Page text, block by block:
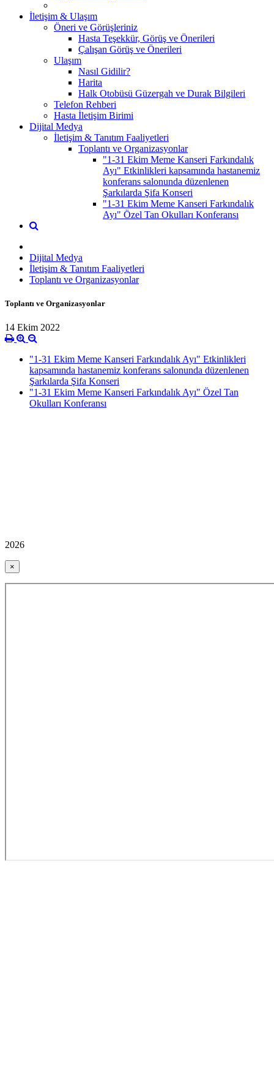
İletişim & Ulaşım
Öneri ve Görüşleriniz
Hasta Teşekkür, Görüş ve Önerileri
Çalışan Görüş ve Önerileri
Ulaşım
Nasıl Gidilir?
Harita
Halk Otobüsü Güzergah ve Durak Bilgileri
Telefon Rehberi
Hasta İletişim Birimi
Dijital Medya
İletişim & Tanıtım Faaliyetleri
Toplantı ve Organizasyonlar
"1-31 Ekim Meme Kanseri Farkındalık
Ayı" Etkinlikleri kapsamında hastanemiz
konferans salonunda düzenlenen
Şarkılarda Şifa Konseri
"1-31 Ekim Meme Kanseri Farkındalık
Ayı" Özel Tan Okulları Konferansı
Dijital Medya
İletişim & Tanıtım Faaliyetleri
Toplantı ve Organizasyonlar
Toplantı ve Organizasyonlar
14 Ekim 2022
"1-31 Ekim Meme Kanseri Farkındalık Ayı" Etkinlikleri
kapsamında hastanemiz konferans salonunda düzenlenen
Şarkılarda Şifa Konseri
"1-31 Ekim Meme Kanseri Farkındalık Ayı" Özel Tan
Okulları Konferansı
2026
×